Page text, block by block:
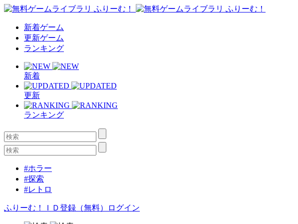
新着ゲーム
更新ゲーム
ランキング
新着
更新
ランキング
#ホラー
#探索
#レトロ
ふりーむ！ＩＤ登録（無料） ログイン